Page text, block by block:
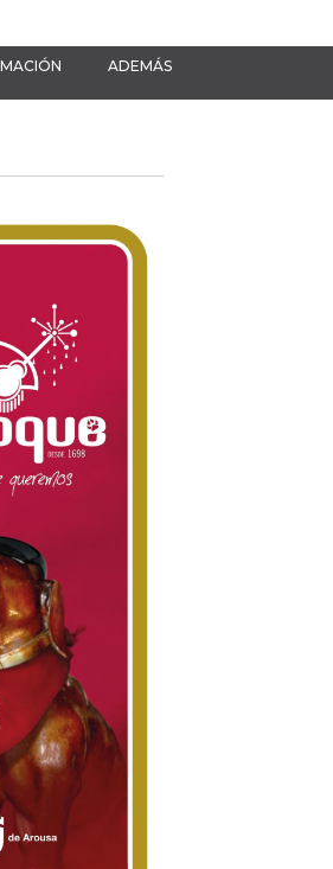
ADEMÁS